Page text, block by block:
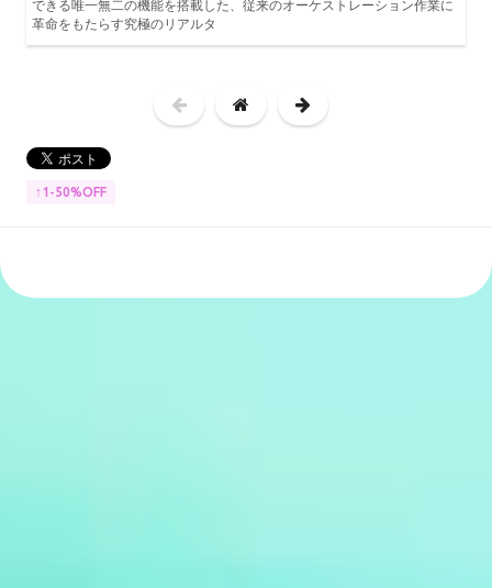
できる唯一無二の機能を搭載した、従来のオーケストレーション作業に
革命をもたらす究極のリアルタ
↑1-50%OFF